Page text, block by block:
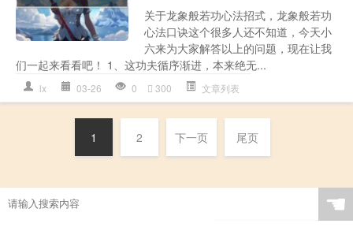
关于龙象般若功心法招式，龙象般若功
心法口诀这个很多人还不知道，今天小
六来为大家解答以上的问题，现在让我
们一起来看看吧！ 1、这功夫循序渐进，本来绝无...
lx 03-26 0 300 文章列表
1 2 下一页 尾页
☚